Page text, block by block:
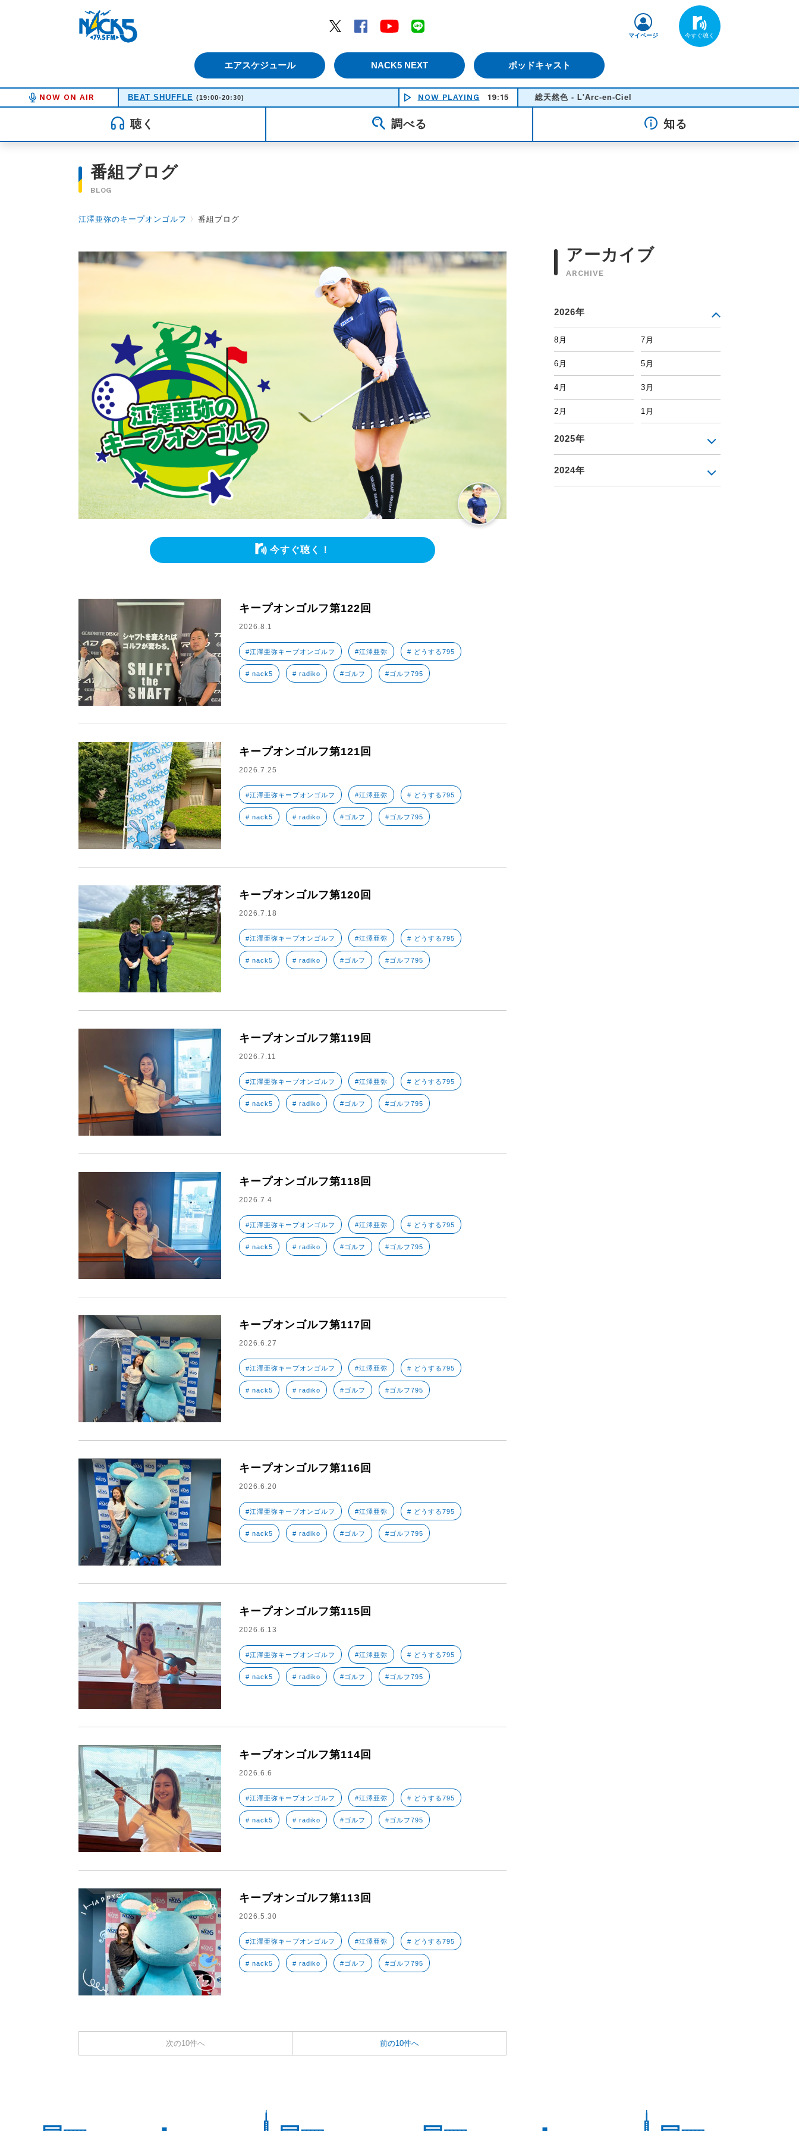
Twitter
Facebook YouTube
エアスケジュール NACK5 NEXT ポッドキャスト
マイページ
NOW ON AIR BEAT SHUFFLE (19:00-20:30) NOW PLAYING 19:15
総天然色 - L'Arc-en-Ciel
聴く 調べる 知る
番組ブログ
BLOG
江澤亜弥のキープオンゴルフ 〉 番組ブログ
今すぐ聴く！
キープオンゴルフ第122回
2026.8.1
#江澤亜弥キープオンゴルフ #江澤亜弥 # どうする795
# nack5 # radiko #ゴルフ #ゴルフ795
キープオンゴルフ第121回
2026.7.25
#江澤亜弥キープオンゴルフ #江澤亜弥 # どうする795
# nack5 # radiko #ゴルフ #ゴルフ795
キープオンゴルフ第120回
2026.7.18
#江澤亜弥キープオンゴルフ #江澤亜弥 # どうする795
# nack5 # radiko #ゴルフ #ゴルフ795
キープオンゴルフ第119回
2026.7.11
#江澤亜弥キープオンゴルフ #江澤亜弥 # どうする795
# nack5 # radiko #ゴルフ #ゴルフ795
キープオンゴルフ第118回
2026.7.4
#江澤亜弥キープオンゴルフ #江澤亜弥 # どうする795
# nack5 # radiko #ゴルフ #ゴルフ795
キープオンゴルフ第117回
2026.6.27
#江澤亜弥キープオンゴルフ #江澤亜弥 # どうする795
# nack5 # radiko #ゴルフ #ゴルフ795
キープオンゴルフ第116回
2026.6.20
#江澤亜弥キープオンゴルフ #江澤亜弥 # どうする795
# nack5 # radiko #ゴルフ #ゴルフ795
キープオンゴルフ第115回
2026.6.13
#江澤亜弥キープオンゴルフ #江澤亜弥 # どうする795
# nack5 # radiko #ゴルフ #ゴルフ795
キープオンゴルフ第114回
2026.6.6
#江澤亜弥キープオンゴルフ #江澤亜弥 # どうする795
# nack5 # radiko #ゴルフ #ゴルフ795
キープオンゴルフ第113回
2026.5.30
#江澤亜弥キープオンゴルフ #江澤亜弥 # どうする795
# nack5 # radiko #ゴルフ #ゴルフ795
次の10件へ 前の10件へ
アーカイブ
ARCHIVE
2026年
8月 7月
6月 5月
4月 3月
2月 1月
2025年
2024年